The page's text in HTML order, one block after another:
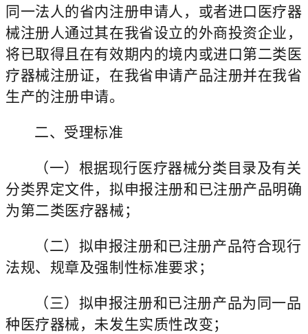
同一法人的省内注册申请人，或者进口医疗器
械注册人通过其在我省设立的外商投资企业，
将已取得且在有效期内的境内或进口第二类医
疗器械注册证，在我省申请产品注册并在我省
生产的注册申请。
二、受理标准
（一）根据现行医疗器械分类目录及有关
分类界定文件，拟申报注册和已注册产品明确
为第二类医疗器械；
（二）拟申报注册和已注册产品符合现行
法规、规章及强制性标准要求；
（三）拟申报注册和已注册产品为同一品
种医疗器械，未发生实质性改变；